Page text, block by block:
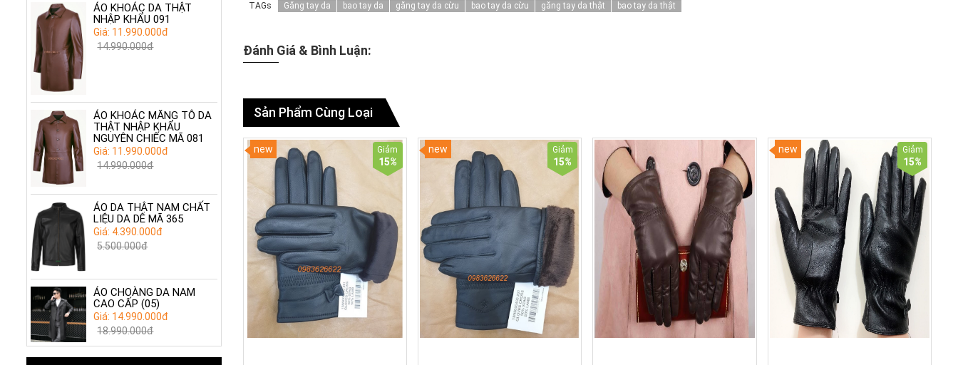
ÁO KHOÁC DA THẬT
NHẬP KHẨU 091
Giá: 11.990.000đ
14.990.000đ
ÁO KHOÁC MĂNG TÔ DA
THẬT NHẬP KHẨU
NGUYÊN CHIẾC MÃ 081
Giá: 11.990.000đ
14.990.000đ
ÁO DA THẬT NAM CHẤT
LIỆU DA DÊ MÃ 365
Giá: 4.390.000đ
5.500.000đ
ÁO CHOÀNG DA NAM
CAO CẤP (05)
Giá: 14.990.000đ
18.990.000đ
TAGs Găng tay da bao tay da găng tay da cừu bao tay da cừu găng tay da thật bao tay da thật
Đánh Giá & Bình Luận:
Sản Phẩm Cùng Loại
new Giảm
15%
new Giảm
15%
new Giảm
15%